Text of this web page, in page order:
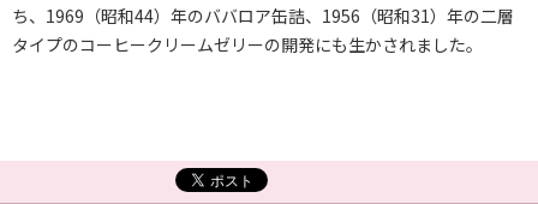
ち、1969（昭和44）年のババロア缶詰、1956（昭和31）年の二層
タイプのコーヒークリームゼリーの開発にも生かされました。